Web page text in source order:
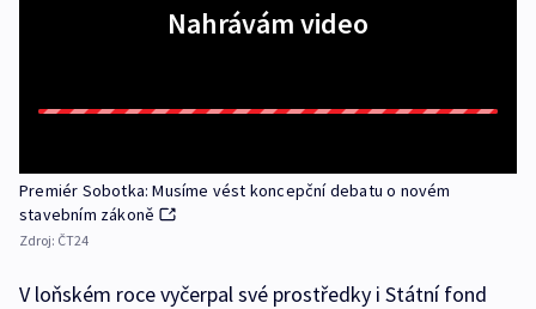
Nahrávám video
Premiér Sobotka: Musíme vést koncepční debatu o novém
stavebním zákoně
Zdroj: ČT24
V loňském roce vyčerpal své prostředky i Státní fond